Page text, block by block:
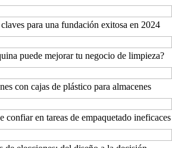
para una fundación exitosa en 2024
puede mejorar tu negocio de limpieza?
con cajas de plástico para almacenes
confiar en tareas de empaquetado ineficaces